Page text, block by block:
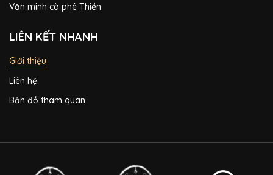
Văn minh cà phê Thiền
LIÊN KẾT NHANH
Giới thiệu
Liên hệ
Bản đồ tham quan